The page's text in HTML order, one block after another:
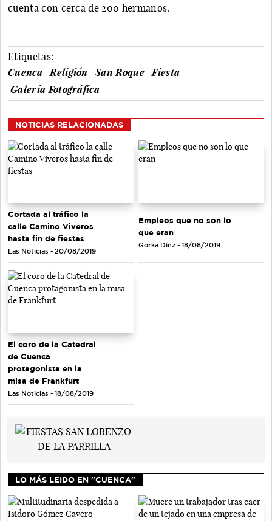
cuenta con cerca de 200 hermanos.
Etiquetas:
Cuenca
Religión San Roque
Fiesta
Galería Fotográfica
NOTICIAS RELACIONADAS
Cortada al tráfico la
calle Camino Viveros
hasta fin de fiestas
Las Noticias - 20/08/2019
Empleos que no son lo
que eran
Gorka Díez - 18/08/2019
El coro de la Catedral
de Cuenca
protagonista en la
misa de Frankfurt
Las Noticias - 18/08/2019
LO MÁS LEIDO EN "CUENCA"